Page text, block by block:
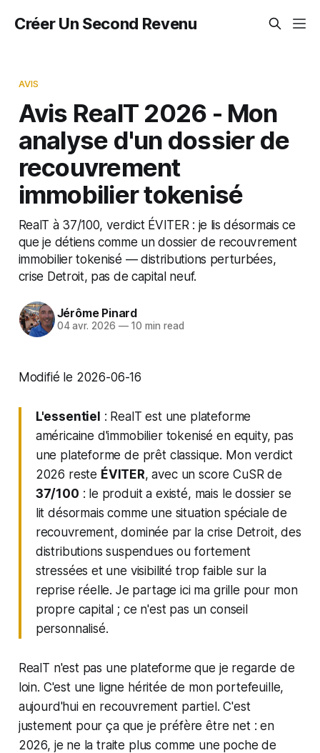
Créer Un Second Revenu
AVIS
Avis RealT 2026 - Mon
analyse d'un dossier de
recouvrement
immobilier tokenisé
RealT à 37/100, verdict ÉVITER : je lis désormais ce
que je détiens comme un dossier de recouvrement
immobilier tokenisé — distributions perturbées,
crise Detroit, pas de capital neuf.
Jérôme Pinard
04 avr. 2026 —10 min read
Modifié le 2026-06-16
L'essentiel : RealT est une plateforme
américaine d'immobilier tokenisé en equity, pas
une plateforme de prêt classique. Mon verdict
2026 reste ÉVITER, avec un score CuSR de
37/100 : le produit a existé, mais le dossier se
lit désormais comme une situation spéciale de
recouvrement, dominée par la crise Detroit, des
distributions suspendues ou fortement
stressées et une visibilité trop faible sur la
reprise réelle. Je partage ici ma grille pour mon
propre capital ; ce n'est pas un conseil
personnalisé.
RealT n'est pas une plateforme que je regarde de
loin. C'est une ligne héritée de mon portefeuille,
aujourd'hui en recouvrement partiel. C'est
justement pour ça que je préfère être net : en
2026, je ne la traite plus comme une poche de